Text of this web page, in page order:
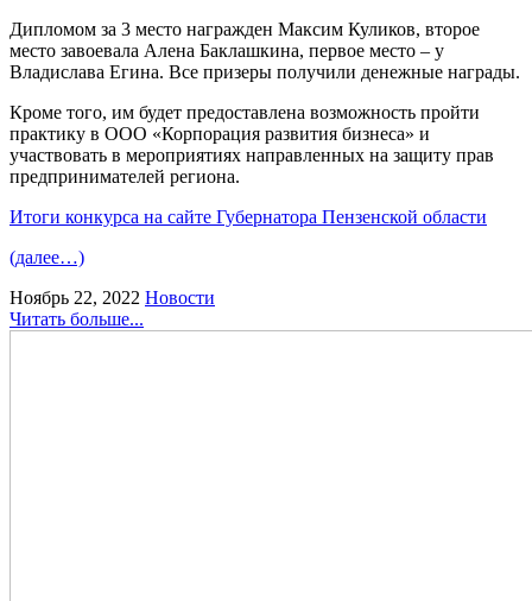
Дипломом за 3 место награжден Максим Куликов, второе
место завоевала Алена Баклашкина, первое место – у
Владислава Егина. Все призеры получили денежные награды.
Кроме того, им будет предоставлена возможность пройти
практику в ООО «Корпорация развития бизнеса» и
участвовать в мероприятиях направленных на защиту прав
предпринимателей региона.
Итоги конкурса на сайте Губернатора Пензенской области
(далее…)
Ноябрь 22, 2022 Новости
Читать больше...